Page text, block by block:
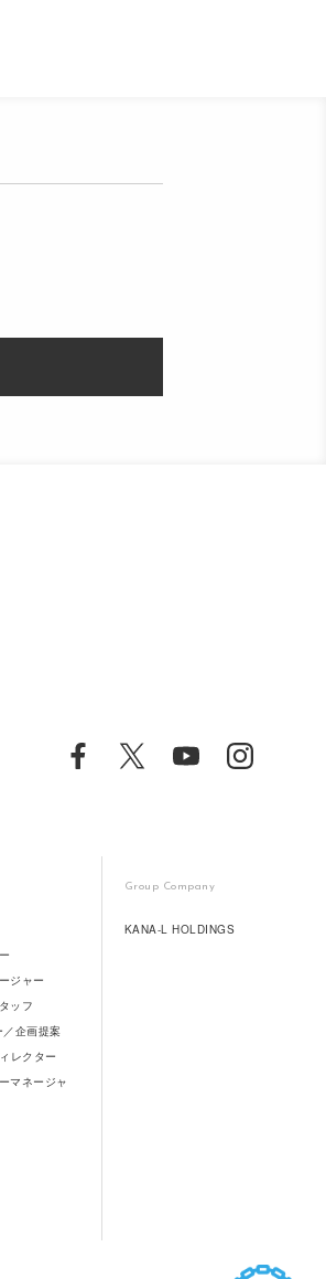
ジャー
ッフ
企画提案
レクター
マネージャ
Group Company
KANA-L HOLDINGS